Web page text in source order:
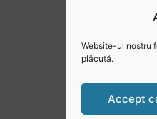
Website-ul nostru
plăcută.
Accept